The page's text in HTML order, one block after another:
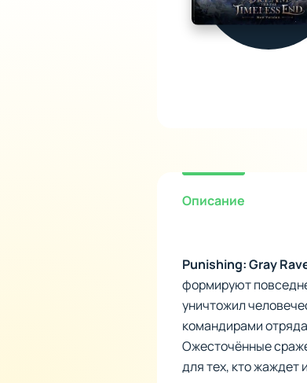
Описание
Punishing: Gray
формируют
уничтожил
командирами
Ожесточённые
для тех, кто жаждет